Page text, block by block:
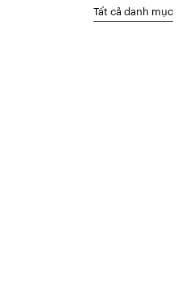
Tất cả danh mục